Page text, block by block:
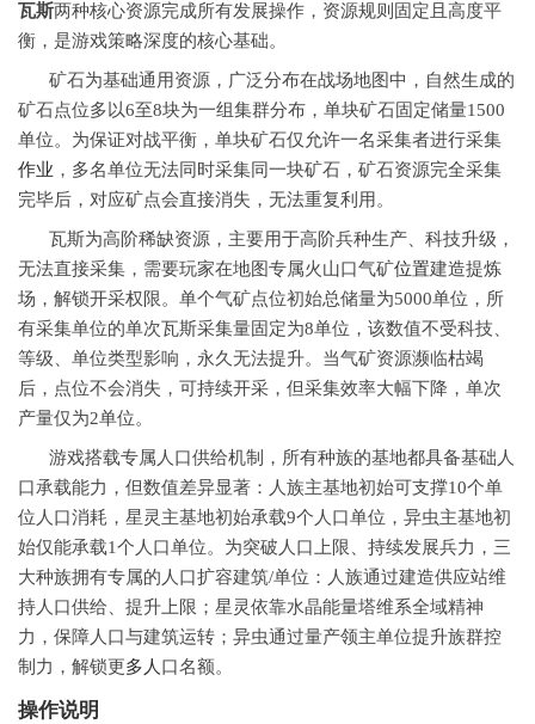
瓦斯两种核心资源完成所有发展操作，资源规则固定且高度平
衡，是游戏策略深度的核心基础。
矿石为基础通用资源，广泛分布在战场地图中，自然生成的
矿石点位多以6至8块为一组集群分布，单块矿石固定储量1500
单位。为保证对战平衡，单块矿石仅允许一名采集者进行采集
作业 ，多名单位无法同时采集同一块矿石，矿石资源完全采集
完毕后，对应矿点会直接消失，无法重复利用。
瓦斯为高阶稀缺资源，主要用于高阶兵种生产、科技升级，
无法直接采集，需要玩家在地图专属火山口气矿位置建造提炼
场，解锁开采权限。单个气矿点位初始总储量为5000单位，所
有采集单位的单次瓦斯采集量固定为8单位，该数值不受科技、
等级、单位类型影响，永久无法提升。当气矿资源濒临枯竭
后，点位不会消失，可持续开采，但采集效率大幅下降，单次
产量仅为2单位。
游戏搭载专属人口供给机制，所有种族的基地都具备基础人
口承载能力，但数值差异显著：人族主基地初始可支撑10个单
位人口消耗，星灵主基地初始承载9个人口单位，异虫主基地初
始仅能承载1个人口单位。为突破人口上限、持续发展兵力，三
大种族拥有专属的人口扩容建筑/单位：人族通过建造供应站维
持人口供给、提升上限；星灵依靠水晶能量塔维系全域精神
力，保障人口与建筑运转；异虫通过量产领主单位提升族群控
制力，解锁更多人口名额。
操作说明